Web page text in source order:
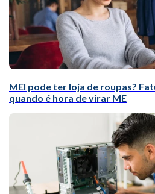
MEI pode ter loja de roupas?
quando é hora de virar ME